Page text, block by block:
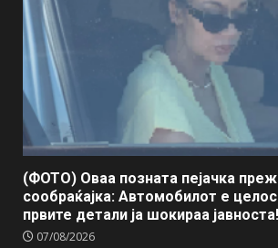
(ФОТО) Оваа позната пејачка
сообраќајка: Автомобилот е
првите детали ја шокираа јавноста!
07/08/2026